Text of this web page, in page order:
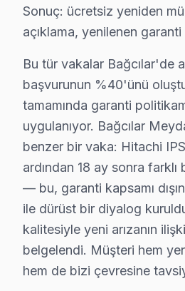
Hitachi Servisi: Bağcılar
Bağcılar ilçesi, İstanbul
Bağcılar Hitachi TV
Hitachi televizyonunuz
Hitachi panel'lerde
• Bağcılar'de Ekran
• Bağcılar'de Güç Sorunları:
• Bağcılar'de Ses Arızaları:
• Bağcılar'de Kart
• Bağcılar'de Yazılım
• Bağcılar'de Bağlantı
Sonuç: ücretsiz yeniden
açıklama, yenilenen
Bu tür vakalar Bağcılar'de
başvurunun %40'ünü
tamamında garanti
uygulanıyor. Bağcılar
benzer bir vaka: Hitachi IPS
ardından 18 ay sonra farklı
— bu, garanti kapsamı
ile dürüst bir diyalog
kalitesiyle yeni arızanın
belgelendi. Müşteri hem
hem de bizi çevresine